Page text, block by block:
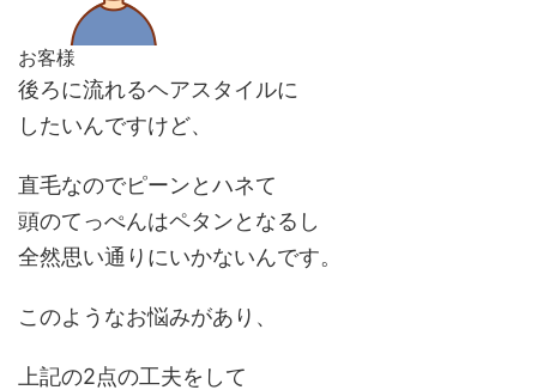
お客様
後ろに流れるヘアスタイルに
したいんですけど、
直毛なのでピーンとハネて
頭のてっぺんはペタンとなるし
全然思い通りにいかないんです。
このようなお悩みがあり、
上記の2点の工夫をして